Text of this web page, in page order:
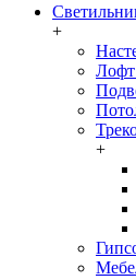
+
Лофт
+